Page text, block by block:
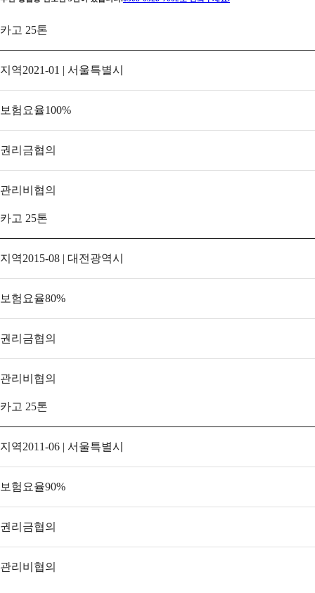
카고 25톤
지역2021-01 | 서울특별시
보험요율100%
권리금협의
관리비 협의
카고 25톤
지역2015-08 | 대전광역시
보험요율80%
권리금협의
관리비 협의
카고 25톤
지역2011-06 | 서울특별시
보험요율90%
권리금협의
관리비 협의